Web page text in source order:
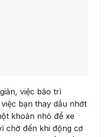
việc bảo trì
bạn thay dầu nhớt
khoản nhỏ để xe
chờ đến khi động cơ